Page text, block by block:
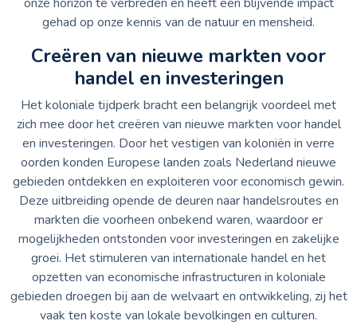
gehad op onze kennis van de natuur en mensheid.
Creëren van nieuwe markten voor
handel en investeringen
Het koloniale tijdperk bracht een belangrijk voordeel met
zich mee door het creëren van nieuwe markten voor handel
en investeringen. Door het vestigen van koloniën in verre
oorden konden Europese landen zoals Nederland nieuwe
gebieden ontdekken en exploiteren voor economisch gewin.
Deze uitbreiding opende de deuren naar handelsroutes en
markten die voorheen onbekend waren, waardoor er
mogelijkheden ontstonden voor investeringen en zakelijke
groei. Het stimuleren van internationale handel en het
opzetten van economische infrastructuren in koloniale
gebieden droegen bij aan de welvaart en ontwikkeling, zij het
vaak ten koste van lokale bevolkingen en culturen.